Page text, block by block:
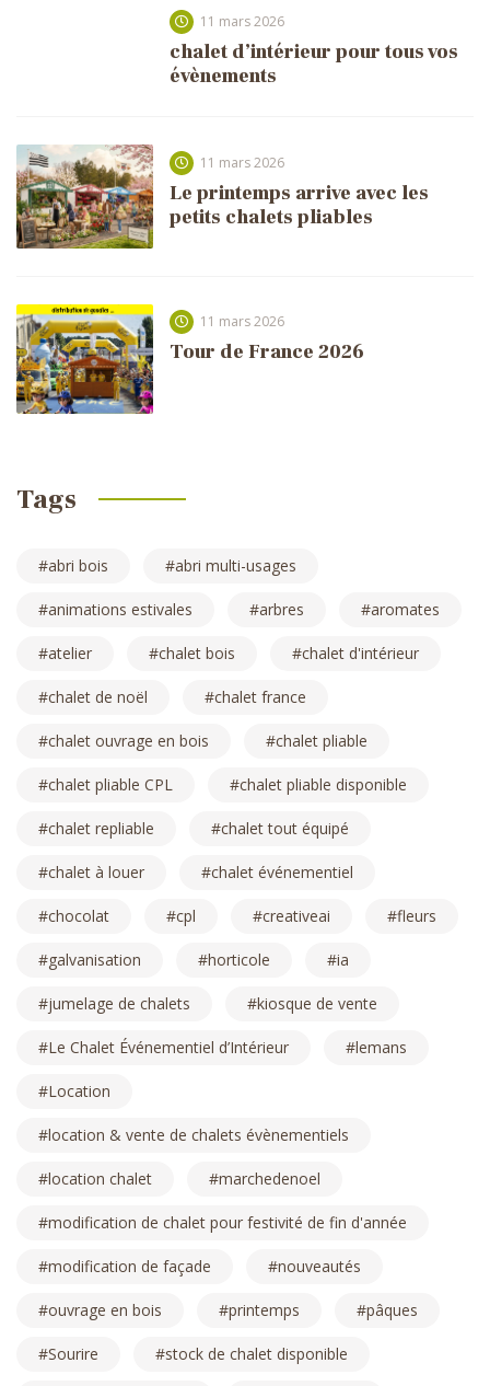
11 mars 2026
chalet d’intérieur pour tous vos
évènements
11 mars 2026
Le printemps arrive avec les
petits chalets pliables
11 mars 2026
Tour de France 2026
Tags
abri bois abri multi-usages
animations estivales arbres aromates
atelier chalet bois chalet d'intérieur
chalet de noël chalet france
chalet ouvrage en bois chalet pliable
chalet pliable CPL chalet pliable disponible
chalet repliable chalet tout équipé
chalet à louer chalet événementiel
chocolat cpl creativeai fleurs
galvanisation horticole ia
jumelage de chalets kiosque de vente
Le Chalet Événementiel d’Intérieur lemans
Location
location & vente de chalets évènementiels
location chalet marchedenoel
modification de chalet pour festivité de fin d'année
modification de façade nouveautés
ouvrage en bois printemps pâques
Sourire stock de chalet disponible